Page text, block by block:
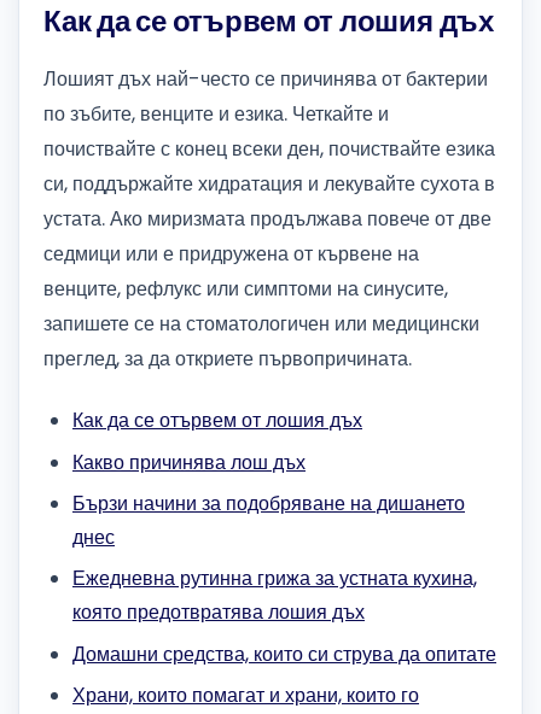
Как да се отървем от лошия дъх
Лошият дъх най-често се причинява от бактерии
по зъбите, венците и езика. Четкайте и
почиствайте с конец всеки ден, почиствайте езика
си, поддържайте хидратация и лекувайте сухота в
устата. Ако миризмата продължава повече от две
седмици или е придружена от кървене на
венците, рефлукс или симптоми на синусите,
запишете се на стоматологичен или медицински
преглед, за да откриете първопричината.
Как да се отървем от лошия дъх
Какво причинява лош дъх
Бързи начини за подобряване на дишането
днес
Ежедневна рутинна грижа за устната кухина,
която предотвратява лошия дъх
Домашни средства, които си струва да опитате
Храни, които помагат и храни, които го